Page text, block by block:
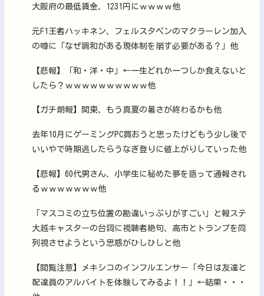
大阪府の最低賃金、1231円にｗｗｗｗ他
元F1王者ハッキネン、フェルスタペンのマクラーレン加入
の噂に「なぜ調和がある現体制を崩す必要がある？」他
【悲報】「和・洋・中」←一生どれか一つしか食えないと
したら？ｗｗｗｗｗｗｗｗｗｗ他
【ガチ朗報】関東、もう真夏の暑さが終わるかも他
去年10月にゲーミングPC買おうと思ったけどもう少し後で
いいやで時期逃したらうなぎ登りに値上がりしていった他
【悲報】60代男さん、小学生に秘めた夢を語って通報され
るｗｗｗｗｗｗｗ他
「マスコミの立ち位置の勘違いっぷりがすごい」と報ステ
大越キャスターの台詞に視聴者絶句、高市とトランプを同
列視させようという思惑がひしひしと他
【閲覧注意】メキシコのインフルエンサー「今日は友達と
配達員のアルバイトを体験してみるよ！！」←結果・・・